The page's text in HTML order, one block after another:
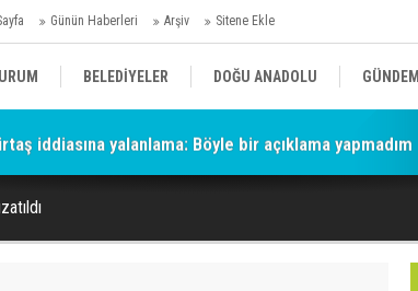
Günün Haberleri Arşiv Sitene Ekle
BELEDİYELER DOĞU ANADOLU GÜNDEM
AFAD/ SAVAŞ SPOR
SANAT//MAĞAZİN
iddiasına yalanlama: Böyle bir açıklama yapmadım